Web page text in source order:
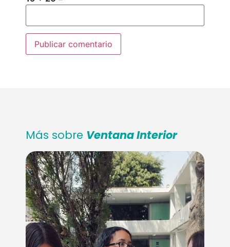
Más sobre Ventana Interior